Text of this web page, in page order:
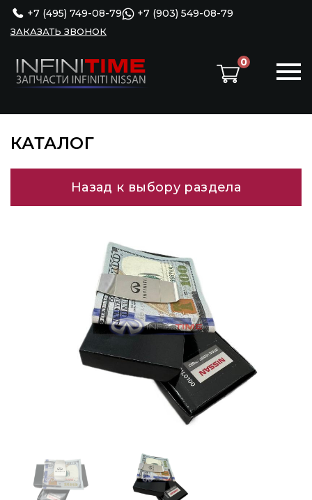
+7 (495) 749-08-79 +7 (903) 549-08-79
ЗАКАЗАТЬ ЗВОНОК
0
КАТАЛОГ
Назад к выбору раздела